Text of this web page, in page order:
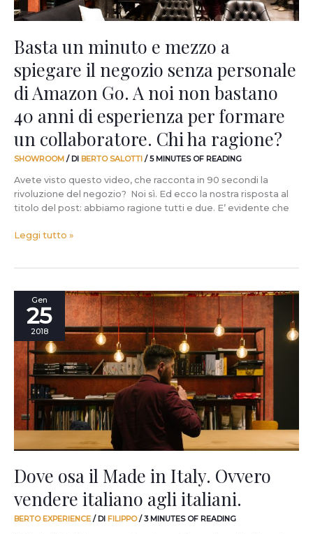
Basta un minuto e mezzo a
spiegare il negozio senza personale
di Amazon Go. A noi non bastano
40 anni di esperienza per formare
un collaboratore. Chi ha ragione?
SHOWROOM / DI BERTO SALOTTI /5 MINUTES OF READING
Avete visto questo video, che racconta in 90 secondi la
rivoluzione del negozio? Noi sì. Ed ecco la nostra risposta al
titolo del post: abbiamo ragione tutti e due. E’ evidente che
personale
di
Go.
noi
non
40
di
esperienza
formare
un
collaboratore.
Chi
Leggi tutto »
Gen
25
2018
Dove osa il Made in Italy. Ovvero
vendere italiano agli italiani.
BERTO EXPERIENCE / DI FILIPPO/3 MINUTES OF READING
Dove
osa
in
Italy.
Ovvero
vendere
agli